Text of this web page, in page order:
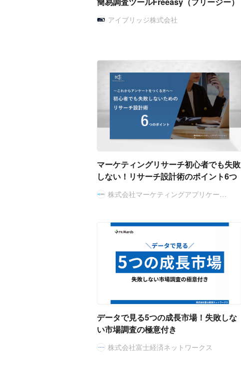
アイブリッジ株式会社
マーケティングリサーチ初心者でも失敗
しない！リサーチ設計術のポイント6つ
株式会社マーケティングアプリケー…
データで見る5つの成長市場！失敗しな
い市場調査の極意付き
株式会社富士経済ネットワークス